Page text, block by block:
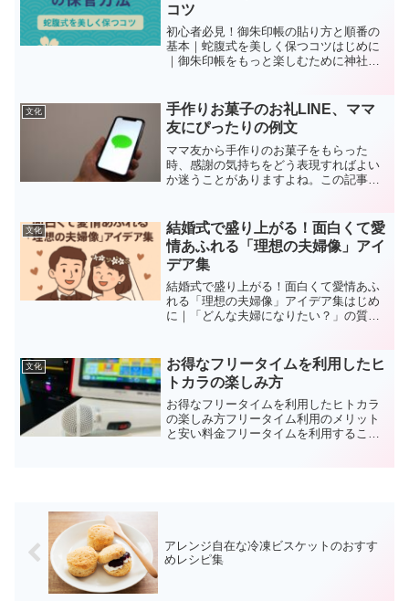
コツ
初心者必見！御朱印帳の貼り方と順番の
基本｜蛇腹式を美しく保つコツはじめに
｜御朱印帳をもっと楽しむために神社や
める方が増えています。けれど、「書置
き御朱印をどう貼ればいいの...
文化
手作りお菓子のお礼LINE、ママ
友にぴったりの例文
ママ友から手作りのお菓子をもらった
時、感謝の気持ちをどう表現すればよい
か迷うことがありますよね。この記事で
すく解説します。心のこもったお礼は、
良好なママ友関係を築く...
文化
結婚式で盛り上がる！面白くて愛
情あふれる「理想の夫婦像」アイ
デア集
結婚式で盛り上がる！面白くて愛情あふ
れる「理想の夫婦像」アイデア集はじめ
に｜「どんな夫婦になりたい？」の質問
か？」と聞かれることがあります。定番
の質問ですが、答え方ひとつ...
文化
お得なフリータイムを利用したヒ
トカラの楽しみ方
お得なフリータイムを利用したヒトカラ
の楽しみ方フリータイム利用のメリット
と安い料金フリータイムを利用すること
アレンジ自在な冷凍ビスケットのおすす
めレシピ集